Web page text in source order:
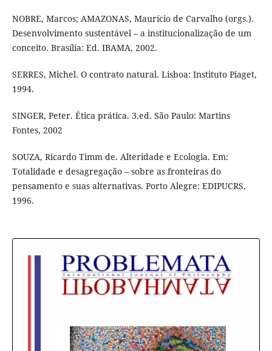
NOBRE, Marcos; AMAZONAS, Maurício de Carvalho (orgs.).
Desenvolvimento sustentável – a institucionalização de um
conceito. Brasília: Ed. IBAMA, 2002.
SERRES, Michel. O contrato natural. Lisboa: Instituto Piaget,
1994.
SINGER, Peter. Ética prática. 3.ed. São Paulo: Martins
Fontes, 2002
SOUZA, Ricardo Timm de. Alteridade e Ecologia. Em:
Totalidade e desagregação – sobre as fronteiras do
pensamento e suas alternativas. Porto Alegre: EDIPUCRS,
1996.